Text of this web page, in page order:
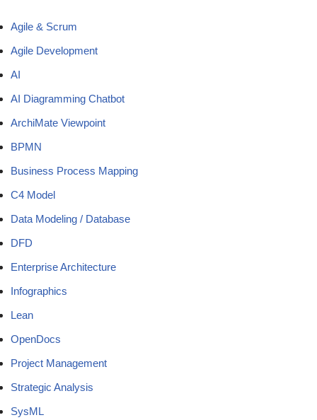
Agile & Scrum
Agile Development
AI
AI Diagramming Chatbot
ArchiMate Viewpoint
BPMN
Business Process Mapping
C4 Model
Data Modeling / Database
DFD
Enterprise Architecture
Infographics
Lean
OpenDocs
Project Management
Strategic Analysis
SysML